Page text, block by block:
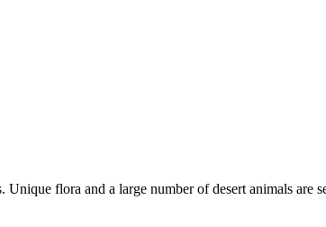
flora and a large number of desert animals are